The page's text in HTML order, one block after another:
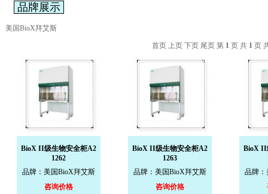
品牌展示
美国BioX拜艾斯
首页 上页 下页 尾页 第 1 页 共 1 页
BioX II级生物安全柜A2
1262
品牌：美国BioX拜艾斯
咨询价格
BioX II级生物安全柜A2
1263
品牌：美国BioX拜艾斯
咨询价格
BioX II
品牌：